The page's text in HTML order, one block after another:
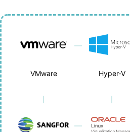
VMware Hyper-V